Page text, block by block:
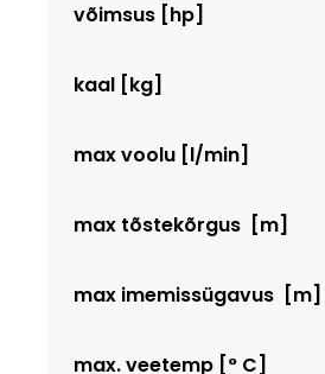
võimsus [hp]
kaal [kg]
max voolu [l/min]
max tõstekõrgus [m]
max imemissügavus [m]
max. veetemp [° C]